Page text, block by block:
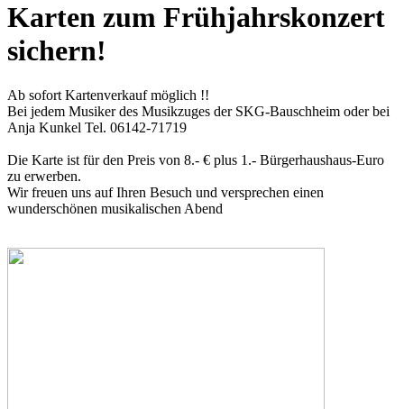
Karten zum Frühjahrskonzert
sichern!
Ab sofort Kartenverkauf möglich !!
Bei jedem Musiker des Musikzuges der SKG-Bauschheim oder bei
Anja Kunkel Tel. 06142-71719
Die Karte ist für den Preis von 8.- € plus 1.- Bürgerhaushaus-Euro
zu erwerben.
Wir freuen uns auf Ihren Besuch und versprechen einen
wunderschönen musikalischen Abend